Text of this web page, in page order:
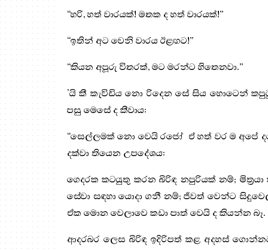
“හරි, හත් වාරයක්! මතක ද හත් වාරයක්!”
“ඉතින් අට වෙනි වාරය ඊළඟට!”
“කියන අපූරු විතරක්, මට මරන්ට හිතෙනවා.”
’යි කී කැවිඩිය නො රිදෙන සේ සිය හොටෙන්
පසු මෙසේ ද කීවාය:
“සෙල්ලමක් නො වෙයි රජෝ ඒ හත් වර ම අපේ
දක්වා තියෙන උපදේශය:
ගෙදරක කටයුතු කරන බිරිඳ නපුරියක් නම්;
සේවා සඳහා යොදා ගනී නම්; ජීවත් වෙන්ට
ඒක මොන වෙලාවෙ කඩා පාත් වෙයි ද කියන්න
ආදරබර ලෙස බිරිඳ ඉදිරිපත් කළ අදහස්